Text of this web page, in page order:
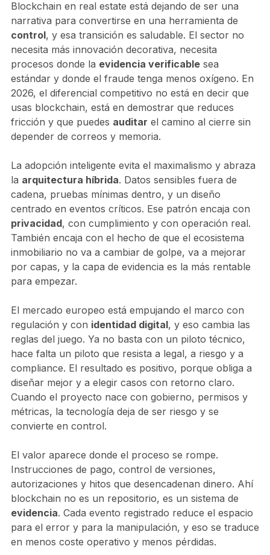
Blockchain en real estate está dejando de ser una
narrativa para convertirse en una herramienta de
control, y esa transición es saludable. El sector no
necesita más innovación decorativa, necesita
procesos donde la evidencia verificablesea
estándar y donde el fraude tenga menos oxígeno. En
2026, el diferencial competitivo no está en decir que
usas blockchain, está en demostrar que reduces
fricción y que puedes auditar el camino al cierre sin
depender de correos y memoria.
La adopción inteligente evita el maximalismo y abraza
la arquitectura híbrida. Datos sensibles fuera de
cadena, pruebas mínimas dentro, y un diseño
centrado en eventos críticos. Ese patrón encaja con
privacidad, con cumplimiento y con operación real.
También encaja con el hecho de que el ecosistema
inmobiliario no va a cambiar de golpe, va a mejorar
por capas, y la capa de evidencia es la más rentable
para empezar.
El mercado europeo está empujando el marco con
regulación y con identidad digital, y eso cambia las
reglas del juego. Ya no basta con un piloto técnico,
hace falta un piloto que resista a legal, a riesgo y a
compliance. El resultado es positivo, porque obliga a
diseñar mejor y a elegir casos con retorno claro.
Cuando el proyecto nace con gobierno, permisos y
métricas, la tecnología deja de ser riesgo y se
convierte en control.
El valor aparece donde el proceso se rompe.
Instrucciones de pago, control de versiones,
autorizaciones y hitos que desencadenan dinero. Ahí
blockchain no es un repositorio, es un sistema de
evidencia. Cada evento registrado reduce el espacio
para el error y para la manipulación, y eso se traduce
en menos coste operativo y menos pérdidas.